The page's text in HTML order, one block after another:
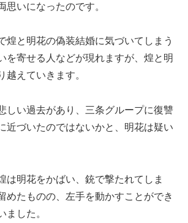
思いになったのです。
煌と明花の偽装結婚に気づいてしまう
を寄せる人などが現れますが、煌と明
越えていきます。
しい過去があり、三条グループに復讐
近づいたのではないかと、明花は疑い
は明花をかばい、銃で撃たれてしま
めたものの、左手を動かすことができ
ました。